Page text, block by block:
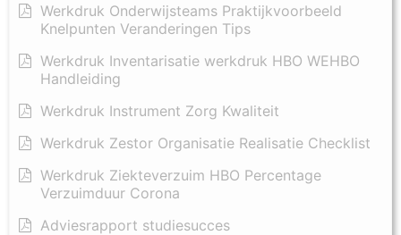
Werkdruk Onderwijsteams Praktijkvoorbeeld
Knelpunten Veranderingen Tips
Werkdruk Inventarisatie werkdruk HBO WEHBO
Handleiding
Werkdruk Instrument Zorg Kwaliteit
Werkdruk Zestor Organisatie Realisatie Checklist
Werkdruk Ziekteverzuim HBO Percentage
Verzuimduur Corona
Adviesrapport studiesucces